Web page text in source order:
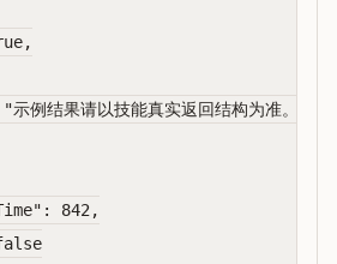
例结果请以技能真实返回结构为准。"
842,